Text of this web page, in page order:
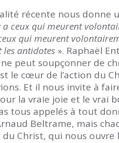
récente nous donne
a ceux qui meurent
qui meurent
les antidotes ». Raphaël
ne peut soupçonner de
le cœur de l’action du
Et il nous invite à
la vraie joie et le vrai
tous appelés à tout
Beltrame, mais
Christ, qui nous ouvre